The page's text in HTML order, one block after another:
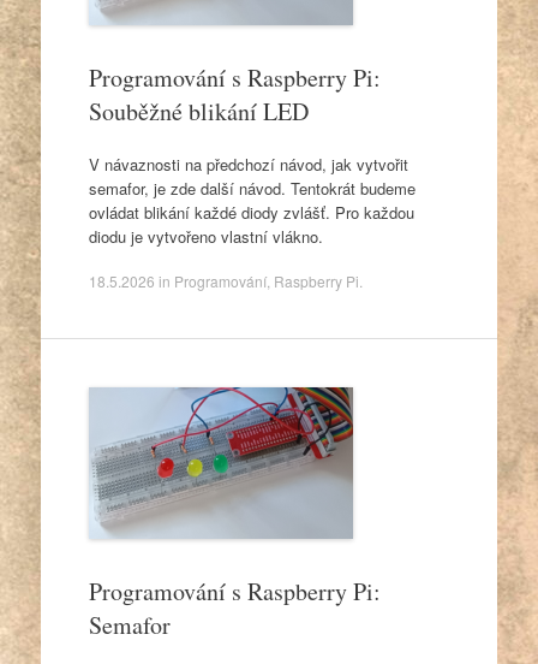
Programování s Raspberry Pi:
Souběžné blikání LED
V návaznosti na předchozí návod, jak vytvořit
semafor, je zde další návod. Tentokrát budeme
ovládat blikání každé diody zvlášť. Pro každou
diodu je vytvořeno vlastní vlákno.
18.5.2026 in Programování, Raspberry Pi
Programování s Raspberry Pi:
Semafor